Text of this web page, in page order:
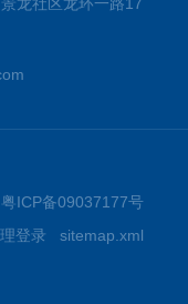
粤ICP备09037177号
登录 sitemap.xml